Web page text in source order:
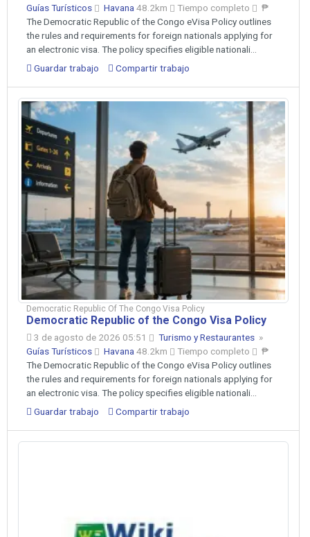
Guías Turísticos
Havana 48.2km Tiempo completo
₱
The Democratic Republic of the Congo eVisa Policy outlines
the rules and requirements for foreign nationals applying for
an electronic visa. The policy specifies eligible nationali...
Guardar trabajo
Compartir trabajo
Democratic Republic Of The Congo Visa Policy
Democratic Republic of the Congo Visa Policy
3 de agosto de 2026 05:51 Turismo y Restaurantes »
Guías Turísticos
Havana 48.2km Tiempo completo
₱
The Democratic Republic of the Congo eVisa Policy outlines
the rules and requirements for foreign nationals applying for
an electronic visa. The policy specifies eligible nationali...
Guardar trabajo
Compartir trabajo